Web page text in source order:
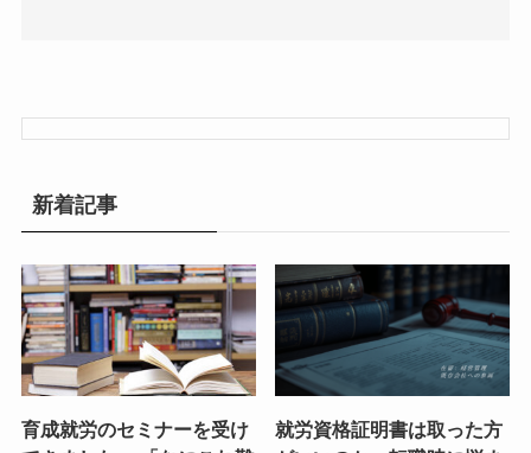
新着記事
育成就労のセミナーを受け
就労資格証明書は取った方